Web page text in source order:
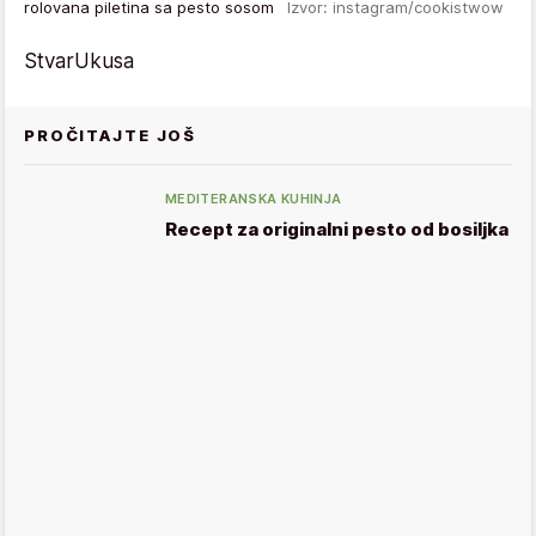
rolovana piletina sa pesto sosom Izvor: instagram/cookistwow
StvarUkusa
PROČITAJTE JOŠ
MEDITERANSKA KUHINJA
Recept za originalni pesto od bosiljka